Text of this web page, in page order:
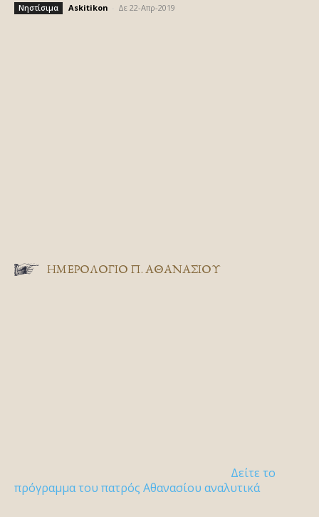
Νηστίσιμα Askitikon Δε 22-Απρ-2019
ΗΜΕΡΟΛΟΓΙΟ Π. ΑΘΑΝΑΣΙΟΥ
Δείτε το
πρόγραμμα του πατρός Αθανασίου αναλυτικά